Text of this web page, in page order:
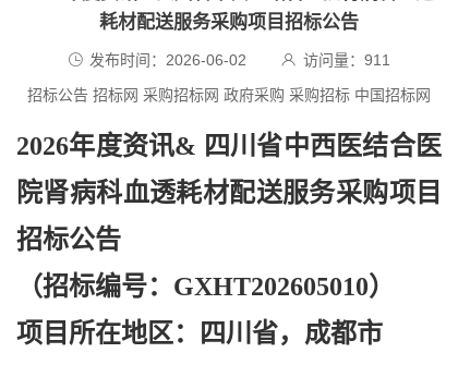
耗材配送服务采购项目招标公告
发布时间：2026-06-02 访问量： 911
招标公告 招标网 采购招标网 政府采购 采购招标 中国招标网
2026年度资讯& 四川省中西医结合医
院肾病科血透耗材配送服务采购项目
招标公告
（招标编号： GXHT202605010）
项目所在地区：四川省，成都市